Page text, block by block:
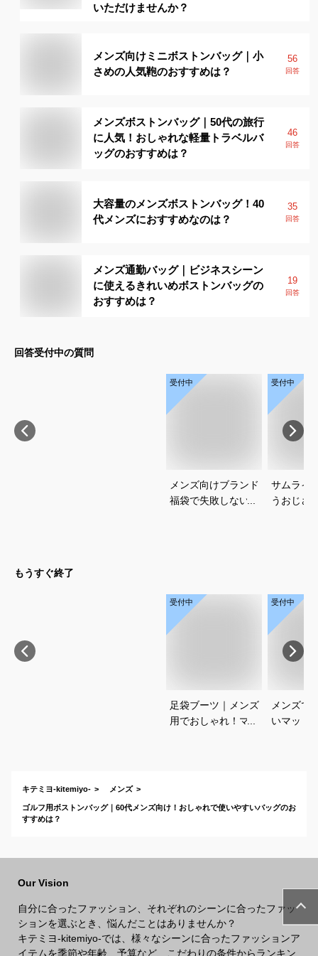
いただけませんか？
メンズ向けミニボストンバッグ｜小
さめの人気鞄のおすすめは？
56
回答
メンズボストンバッグ｜50代の旅行
に人気！おしゃれな軽量トラベルバ
ッグのおすすめは？
46
回答
大容量のメンズボストンバッグ！40
代メンズにおすすめなのは？
35
回答
メンズ通勤バッグ｜ビジネスシーン
に使えるきれいめボストンバッグの
おすすめは？
19
回答
回答受付中の質問
受付中
メンズ向けブランド
福袋で失敗しない選
受付中
サムライ
うおじさ
もうすぐ終了
受付中
足袋ブーツ｜メンズ
用でおしゃれ！マル
受付中
メンズで
いマット
キテミヨ-kitemiyo- メンズ
ゴルフ用ボストンバッグ｜60代メンズ向け！おしゃれで使いやすいバッグのお
すすめは？
Our Vision
自分に合ったファッション、それぞれのシーンに合ったファッ
ションを選ぶとき、悩んだことはありませんか？
キテミヨ-kitemiyo-では、様々なシーンに合ったファッションア
イテムを季節や年齢、予算など、こだわりの条件からランキン